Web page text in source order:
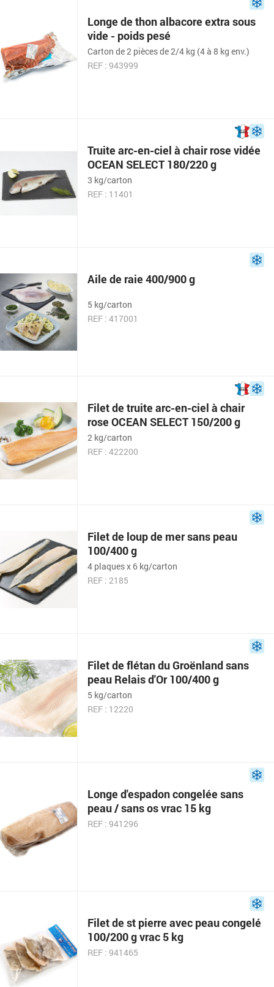
Longe de thon albacore extra sous
vide - poids pesé
Carton de 2 pièces de 2/4 kg (4 à 8 kg env.)
REF : 943999
Truite arc-en-ciel à chair rose vidée
OCEAN SELECT 180/220 g
3 kg/carton
REF : 11401
Aile de raie 400/900 g
5 kg/carton
REF : 417001
Filet de truite arc-en-ciel à chair
rose OCEAN SELECT 150/200 g
2 kg/carton
REF : 422200
Filet de loup de mer sans peau
100/400 g
4 plaques x 6 kg/carton
REF : 2185
Filet de flétan du Groënland sans
peau Relais d'Or 100/400 g
5 kg/carton
REF : 12220
Longe d'espadon congelée sans
peau / sans os vrac 15 kg
REF : 941296
Filet de st pierre avec peau congelé
100/200 g vrac 5 kg
REF : 941465